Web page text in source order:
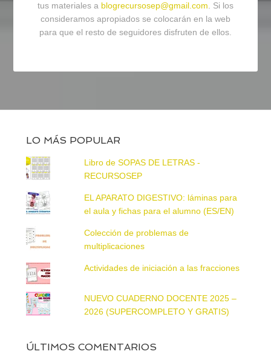
tus materiales a blogrecursosep@gmail.com. Si los
consideramos apropiados se colocarán en la web
para que el resto de seguidores disfruten de ellos.
LO MÁS POPULAR
Libro de SOPAS DE LETRAS -
RECURSOSEP
EL APARATO DIGESTIVO: láminas para
el aula y fichas para el alumno (ES/EN)
Colección de problemas de
multiplicaciones
Actividades de iniciación a las fracciones
NUEVO CUADERNO DOCENTE 2025 –
2026 (SUPERCOMPLETO Y GRATIS)
ÚLTIMOS COMENTARIOS